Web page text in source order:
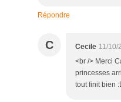
Répondre
C Cecile 11/10/
<br /> Merci
princesses
tout finit bien